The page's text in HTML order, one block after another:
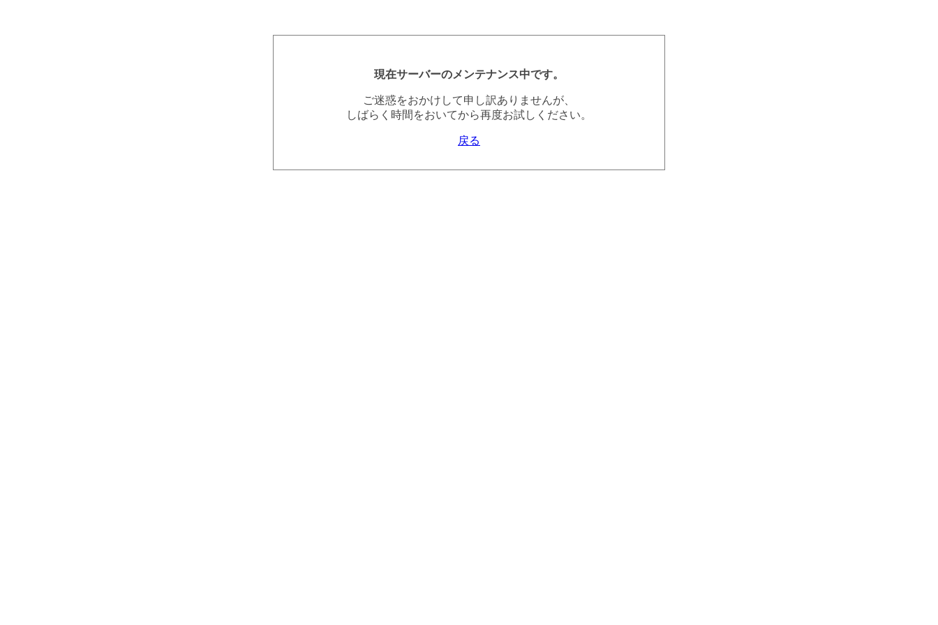
現在サーバーのメンテナンス中です。
ご迷惑をおかけして申し訳ありませんが、
しばらく時間をおいてから再度お試しください。
戻る